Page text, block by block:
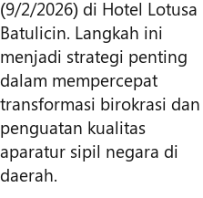
(9/2/2026) di Hotel Lotusa
Batulicin. Langkah ini
menjadi strategi penting
dalam mempercepat
transformasi birokrasi dan
penguatan kualitas
aparatur sipil negara di
daerah.